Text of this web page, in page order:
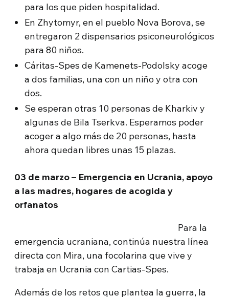
para los que piden hospitalidad.
En Zhytomyr, en el pueblo Nova Borova, se
entregaron 2 dispensarios psiconeurológicos
para 80 niños.
Cáritas-Spes de Kamenets-Podolsky acoge
a dos familias, una con un niño y otra con
dos.
Se esperan otras 10 personas de Kharkiv y
algunas de Bila Tserkva. Esperamos poder
acoger a algo más de 20 personas, hasta
ahora quedan libres unas 15 plazas.
03 de marzo – Emergencia en Ucrania, apoyo
a las madres, hogares de acogida y
orfanatos
Para la
emergencia ucraniana, continúa nuestra línea
directa con Mira, una focolarina que vive y
trabaja en Ucrania con Cartias-Spes.
Además de los retos que plantea la guerra, la